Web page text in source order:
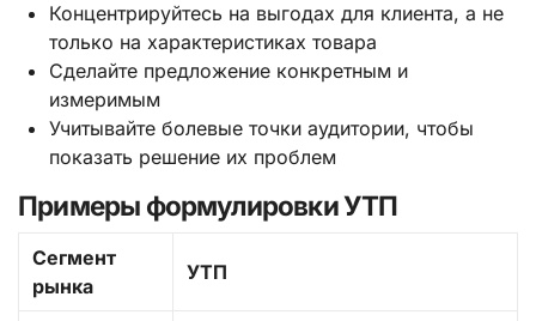
Концентрируйтесь на выгодах для клиента, а не
только на характеристиках товара
Сделайте предложение конкретным и
измеримым
Учитывайте болевые точки аудитории, чтобы
показать решение их проблем
Примеры формулировки УТП
Сегмент
рынка
УТП